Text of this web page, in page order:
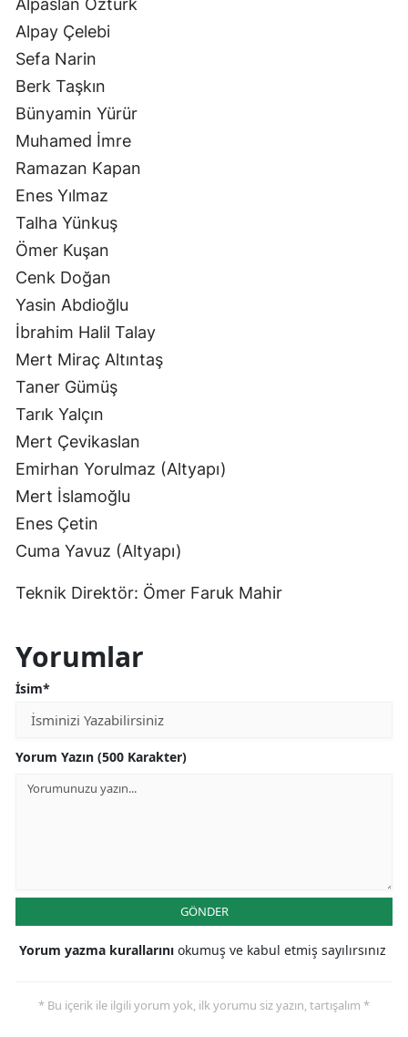
Alpaslan Öztürk
Alpay Çelebi
Sefa Narin
Berk Taşkın
Bünyamin Yürür
Muhamed İmre
Ramazan Kapan
Enes Yılmaz
Talha Yünkuş
Ömer Kuşan
Cenk Doğan
Yasin Abdioğlu
İbrahim Halil Talay
Mert Miraç Altıntaş
Taner Gümüş
Tarık Yalçın
Mert Çevikaslan
Emirhan Yorulmaz (Altyapı)
Mert İslamoğlu
Enes Çetin
Cuma Yavuz (Altyapı)
Teknik Direktör: Ömer Faruk Mahir
Yorumlar
İsim*
Yorum Yazın (500 Karakter)
GÖNDER
Yorum yazma kurallarını okumuş ve kabul etmiş sayılırsınız
* Bu içerik ile ilgili yorum yok, ilk yorumu siz yazın, tartışalım *